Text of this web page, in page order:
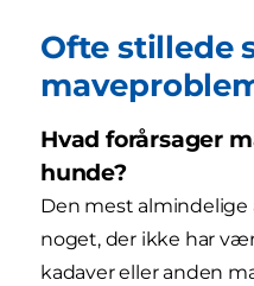
Ofte stillede
Hvad forårsager
hunde?
Den mest almindelige
noget, der ikke har
kadaver eller anden